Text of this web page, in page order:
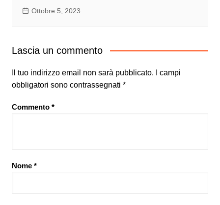
Ottobre 5, 2023
Lascia un commento
Il tuo indirizzo email non sarà pubblicato.
I campi
obbligatori sono contrassegnati *
Commento *
Nome *